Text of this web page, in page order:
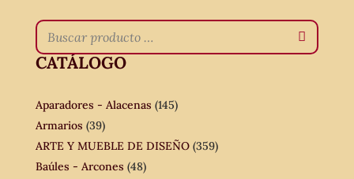
CATÁLOGO
Aparadores - Alacenas (145)
Armarios (39)
ARTE Y MUEBLE DE DISEÑO (359)
Baúles - Arcones (48)